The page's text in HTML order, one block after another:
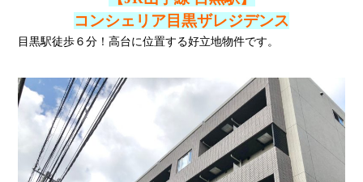
コンシェリア目黒ザレジデンス
目黒駅徒歩６分！高台に位置する好立地物件です。